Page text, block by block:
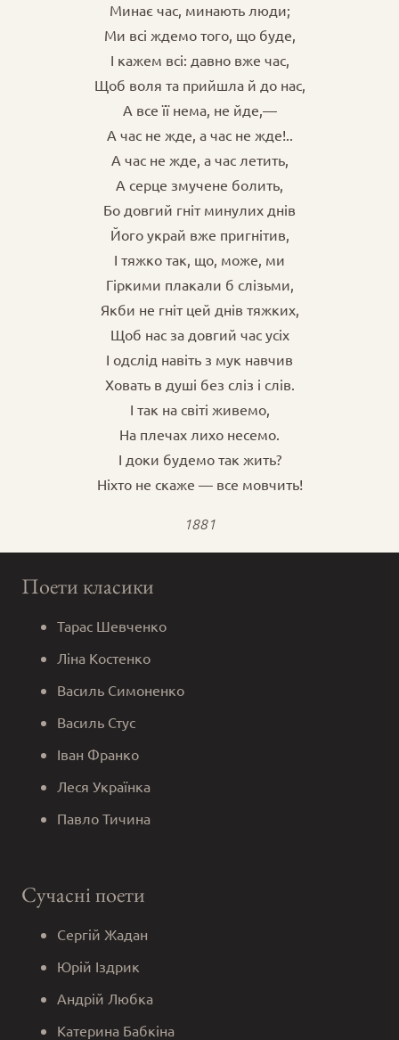
Минає час, минають люди;
Ми всі ждемо того, що буде,
І кажем всі: давно вже час,
Щоб воля та прийшла й до нас,
А все її нема, не йде,—
А час не жде, а час не жде!..
А час не жде, а час летить,
А серце змучене болить,
Бо довгий гніт минулих днів
Його украй вже пригнітив,
І тяжко так, що, може, ми
Гіркими плакали б слізьми,
Якби не гніт цей днів тяжких,
Щоб нас за довгий час усіх
І одслід навіть з мук навчив
Ховать в душі без сліз і слів.
І так на світі живемо,
На плечах лихо несемо.
І доки будемо так жить?
Ніхто не скаже — все мовчить!
1881
Поети класики
Тарас Шевченко
Ліна Костенко
Василь Симоненко
Василь Стус
Іван Франко
Леся Українка
Павло Тичина
Сучасні поети
Сергій Жадан
Юрій Іздрик
Андрій Любка
Катерина Бабкіна